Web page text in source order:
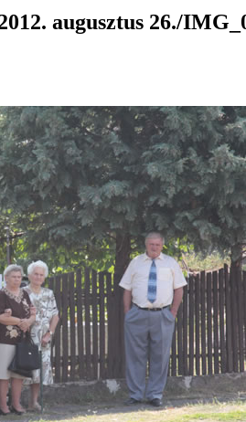
augusztus 26./